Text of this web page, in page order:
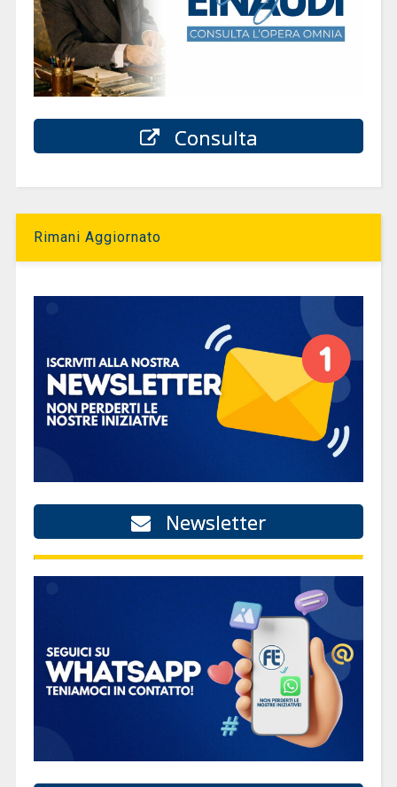
Consulta
Rimani Aggiornato
Newsletter